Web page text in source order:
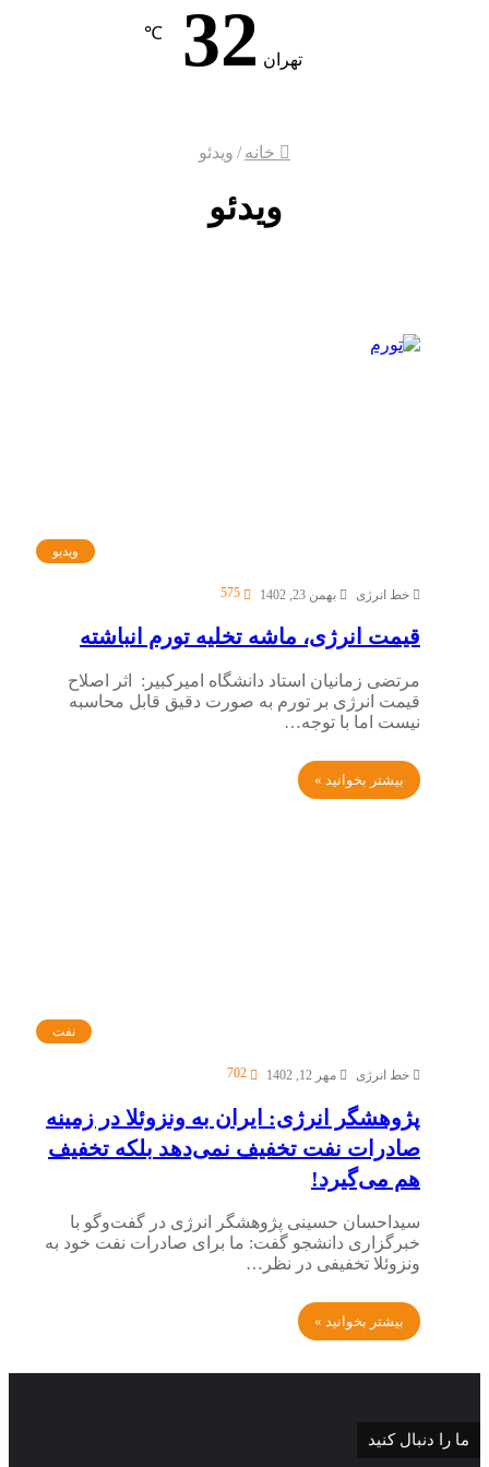
تهران 32
℃
خانه / ویدئو
ویدئو
ویدیو
خط انرژی بهمن 23, 1402 575
قیمت انرژی، ماشه تخلیه تورم انباشته
مرتضی زمانیان استاد دانشگاه امیرکبیر: اثر اصلاح
قیمت انرژی بر تورم به صورت دقیق قابل محاسبه
نیست اما با توجه…
بیشتر بخوانید »
نفت
خط انرژی مهر 12, 1402 702
پژوهشگر انرژی: ایران به ونزوئلا در زمینه
صادرات نفت تخفیف نمی‌دهد بلکه تخفیف
هم می‌گیرد!
سیداحسان حسینی پژوهشگر انرژی در گفت‌وگو با
خبرگزاری دانشجو گفت: ما برای صادرات نفت خود به
ونزوئلا تخفیفی در نظر…
بیشتر بخوانید »
ما را دنبال کنید